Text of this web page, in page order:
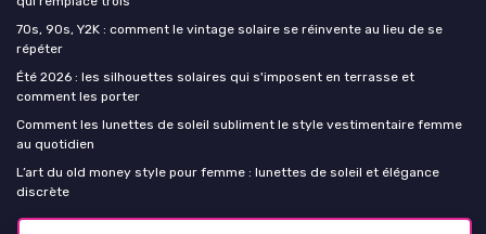
70s, 90s, Y2K : comment le vintage solaire se réinvente au lieu de se
répéter
Été 2026 : les silhouettes solaires qui s'imposent en terrasse et
comment les porter
Comment les lunettes de soleil subliment le style vestimentaire femme
au quotidien
L’art du old money style pour femme : lunettes de soleil et élégance
discrète